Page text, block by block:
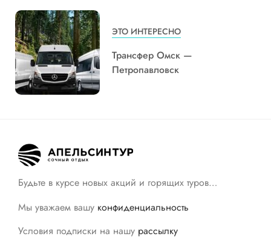
ЭТО ИНТЕРЕСНО
Трансфер Омск —
Петропавловск
Будьте в курсе новых акций и горящих туров…
Мы уважаем вашу конфиденциальность
Условия подписки на нашу рассылку